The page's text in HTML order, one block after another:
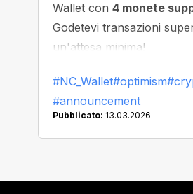
Wallet con 4 monete
Godetevi transazioni
un'attesa minima!
#NC_Wallet#optimism
#announcement
Pubblicato: 13.03.2026